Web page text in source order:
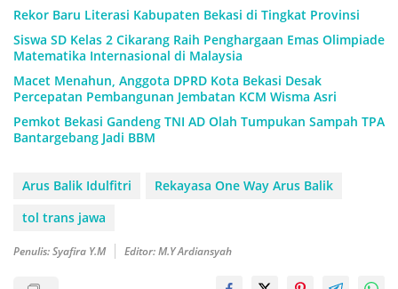
Rekor Baru Literasi Kabupaten Bekasi di Tingkat Provinsi
Siswa SD Kelas 2 Cikarang Raih Penghargaan Emas Olimpiade
Matematika Internasional di Malaysia
Macet Menahun, Anggota DPRD Kota Bekasi Desak
Percepatan Pembangunan Jembatan KCM Wisma Asri
Pemkot Bekasi Gandeng TNI AD Olah Tumpukan Sampah TPA
Bantargebang Jadi BBM
Arus Balik Idulfitri
Rekayasa One Way Arus Balik
tol trans jawa
Penulis: Syafira Y.M Editor: M.Y Ardiansyah